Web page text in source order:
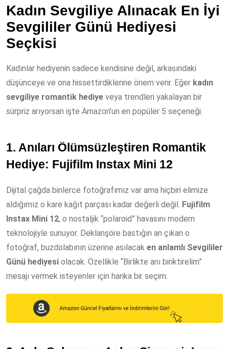
Kadın Sevgiliye Alınacak En İyi
Sevgililer Günü Hediyesi
Seçkisi
Kadınlar hediyenin sadece kendisine değil, arkasındaki
düşünceye ve ona hissettirdiklerine önem verir. Eğer kadın
sevgiliye romantik hediye veya trendleri yakalayan bir
sürpriz arıyorsan işte Amazon’un en popüler 5 seçeneği:
1. Anıları Ölümsüzleştiren Romantik
Hediye: Fujifilm Instax Mini 12
Dijital çağda binlerce fotoğrafımız var ama hiçbiri elimize
aldığımız o kare kağıt parçası kadar değerli değil. Fujifilm
Instax Mini 12, o nostaljik “polaroid” havasını modern
teknolojiyle sunuyor. Deklanşöre bastığın an çıkan o
fotoğraf, buzdolabının üzerine asılacak en anlamlı Sevgililer
Günü hediyesi olacak. Özellikle “Birlikte anı biriktirelim”
mesajı vermek isteyenler için harika bir seçim.